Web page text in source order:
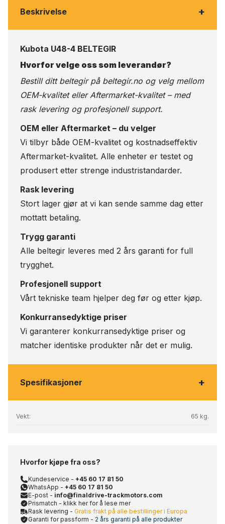
Beskrivelse +
Kubota U48-4 BELTEGIR
Hvorfor velge oss som leverandør?
Bestill ditt beltegir på beltegir.no og velg mellom
OEM-kvalitet eller Aftermarket-kvalitet – med
rask levering og profesjonell support.
OEM eller Aftermarket – du velger
Vi tilbyr både OEM-kvalitet og kostnadseffektiv
Aftermarket-kvalitet. Alle enheter er testet og
produsert etter strenge industristandarder.
Rask levering
Stort lager gjør at vi kan sende samme dag etter
mottatt betaling.
Trygg garanti
Alle beltegir leveres med 2 års garanti for full
trygghet.
Profesjonell support
Vårt tekniske team hjelper deg før og etter kjøp.
Konkurransedyktige priser
Vi garanterer konkurransedyktige priser og
matcher identiske produkter når det er mulig.
Spesifikasjoner +
Vekt: 65 kg.
Hvorfor kjøpe fra oss?
Kundeservice - +45 60 17 81 50
WhatsApp - +45 60 17 81 50
E-post - info@finaldrive-trackmotors.com
Prismatch - klikk her for å lese mer
Rask levering - Gratis frakt på alle bestillinger i Europa
Garanti for passform - 2 års garanti på alle produkter